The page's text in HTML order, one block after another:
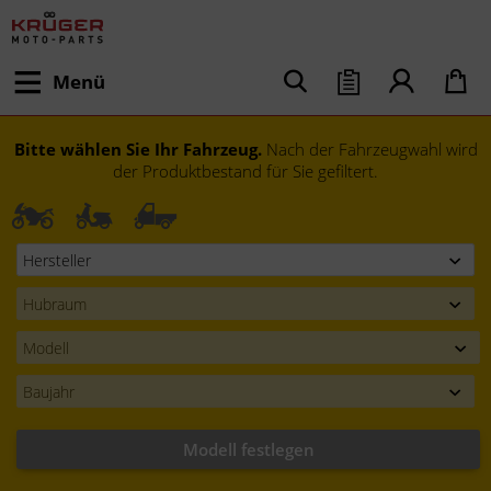
Menü
Bitte wählen Sie Ihr Fahrzeug. Nach der Fahrzeugwahl wird
der Produktbestand für Sie gefiltert.
Modell festlegen